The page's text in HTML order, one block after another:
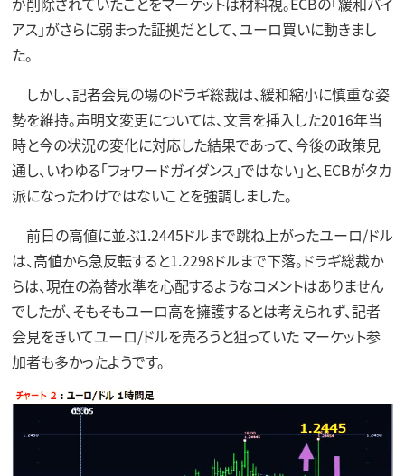
アス」がさらに弱まった証拠だとして、ユーロ買いに動きまし
た。
しかし、記者会見の場のドラギ総裁は、緩和縮小に慎重な姿
勢を維持。声明文変更については、文言を挿入した2016年当
時と今の状況の変化に対応した結果であって、今後の政策見
通し、いわゆる「フォワードガイダンス」ではない」と、ECBがタカ
派になったわけではないことを強調しました。
前日の高値に並ぶ1.2445ドルまで跳ね上がったユーロ/ドル
は、高値から急反転すると1.2298ドルまで下落。ドラギ総裁か
らは、現在の為替水準を心配するようなコメントはありません
でしたが、そもそもユーロ高を擁護するとは考えられず、記者
会見をきいてユーロ/ドルを売ろうと狙っていた マーケット参
加者も多かったようです。